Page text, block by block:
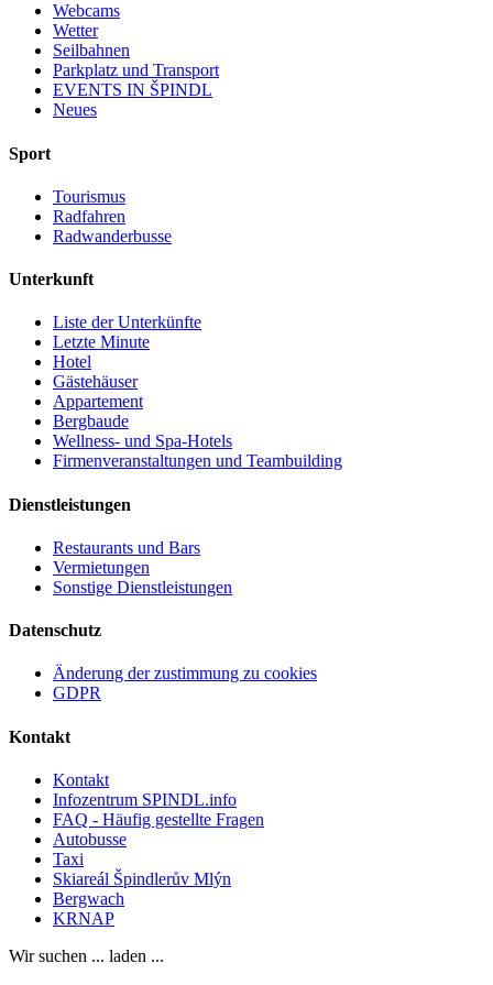
Webcams
Wetter
Seilbahnen
Parkplatz und Transport
EVENTS IN ŠPINDL
Neues
Sport
Tourismus
Radfahren
Radwanderbusse
Unterkunft
Liste der Unterkünfte
Letzte Minute
Hotel
Gästehäuser
Appartement
Bergbaude
Wellness- und Spa-Hotels
Firmenveranstaltungen und Teambuilding
Dienstleistungen
Restaurants und Bars
Vermietungen
Sonstige Dienstleistungen
Datenschutz
Änderung der zustimmung zu cookies
GDPR
Kontakt
Kontakt
Infozentrum SPINDL.info
FAQ - Häufig gestellte Fragen
Autobusse
Taxi
Skiareál Špindlerův Mlýn
Bergwach
KRNAP
Wir suchen ... laden ...